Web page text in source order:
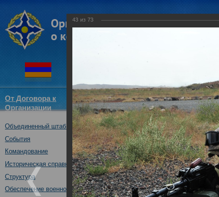
От Договора к
Организации
Структура
ОДКБ
Новости
Объединенный штаб ОДКБ
События
Командование
Историческая справка
Структура
Обеспечение военной безопасности
Совместное учение
10.10.2017
43 из 73